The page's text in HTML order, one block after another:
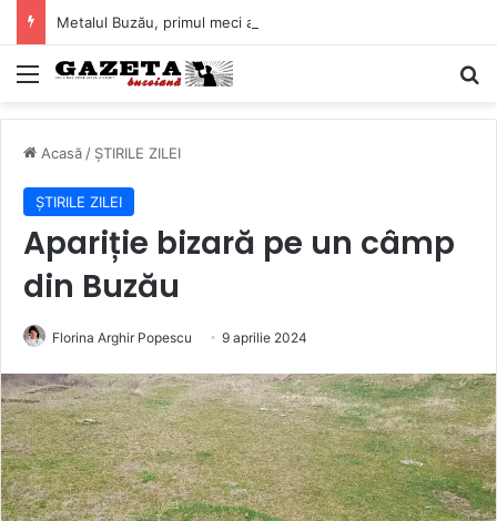
Mediu
Acasă / ȘTIRILE ZILEI
ȘTIRILE ZILEI
Apariție bizară pe un câmp
din Buzău
Florina Arghir Popescu 9 aprilie 2024